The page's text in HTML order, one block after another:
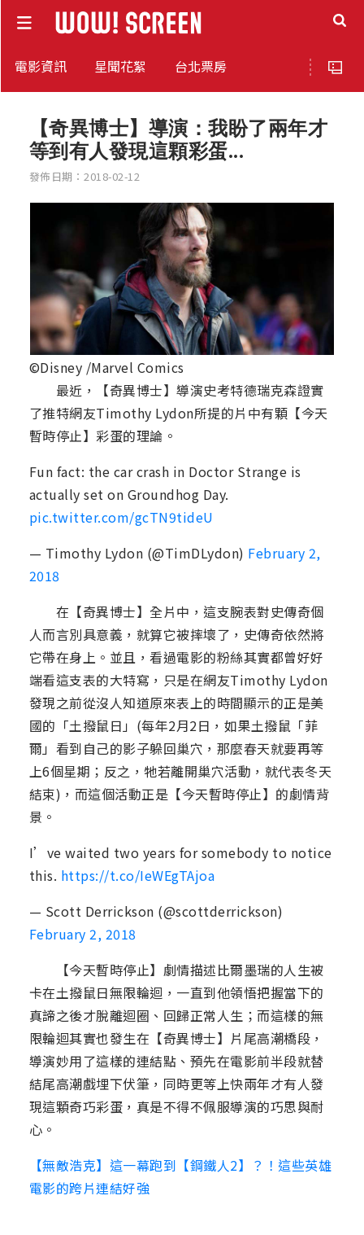
電影資訊 星聞花絮 台北票房
【奇異博士】導演：我盼了兩年才
等到有人發現這顆彩蛋...
發佈日期：2018-02-12
©Disney /Marvel Comics
最近，【奇異博士】導演史考特德瑞克森證實
了推特網友Timothy Lydon所提的片中有顆【今天
暫時停止】彩蛋的理論。
Fun fact: the car crash in Doctor Strange is
actually set on Groundhog Day.
pic.twitter.com/gcTN9tideU
— Timothy Lydon (@TimDLydon) February 2,
2018
在【奇異博士】全片中，這支腕表對史傳奇個
人而言別具意義，就算它被摔壞了，史傳奇依然將
它帶在身上。並且，看過電影的粉絲其實都曾好好
端看這支表的大特寫，只是在網友Timothy Lydon
發現之前從沒人知道原來表上的時間顯示的正是美
國的「土撥鼠日」(每年2月2日，如果土撥鼠「菲
爾」看到自己的影子躲回巢穴，那麼春天就要再等
上6個星期；反之，牠若離開巢穴活動，就代表冬天
結束)，而這個活動正是【今天暫時停止】的劇情背
景。
I’ve waited two years for somebody to notice
this. https://t.co/IeWEgTAjoa
— Scott Derrickson (@scottderrickson)
February 2, 2018
【今天暫時停止】劇情描述比爾墨瑞的人生被
卡在土撥鼠日無限輪迴，一直到他領悟把握當下的
真諦之後才脫離迴圈、回歸正常人生；而這樣的無
限輪迴其實也發生在【奇異博士】片尾高潮橋段，
導演妙用了這樣的連結點、預先在電影前半段就替
結尾高潮戲埋下伏筆，同時更等上快兩年才有人發
現這顆奇巧彩蛋，真是不得不佩服導演的巧思與耐
心。
【無敵浩克】這一幕跑到【鋼鐵人2】？！這些英雄
電影的跨片連結好強